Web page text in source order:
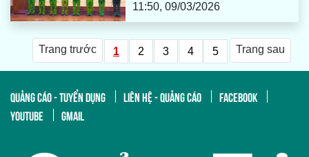
11:50, 09/03/2026
Trang trước 1 2 3 4 5 Trang sau
QUẢNG CÁO - TUYỂN DỤNG LIÊN HỆ - QUẢNG CÁO
FACEBOOK
YOUTUBE
GMAIL